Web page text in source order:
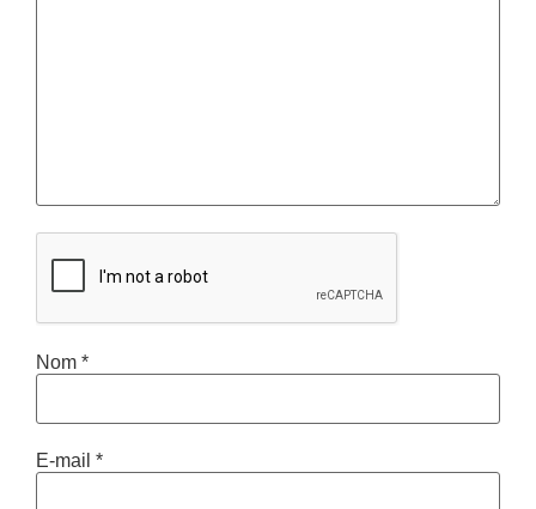
Nom*
E-mail *